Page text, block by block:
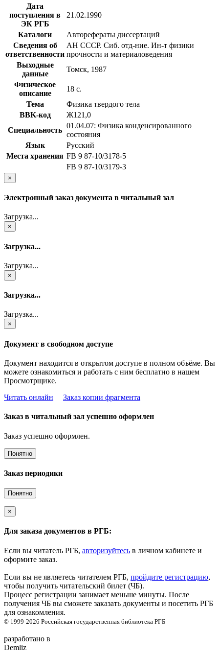
Дата
поступления в
ЭК РГБ
21.02.1990
Каталоги
Авторефераты диссертаций
Сведения об
ответственности
АН СССР. Сиб. отд-ние. Ин-т физики
прочности и материаловедения
Выходные
данные
Томск, 1987
Физическое
описание
18 с.
Тема
Физика твердого тела
BBK-код
Ж121,0
Специальность
01.04.07: Физика конденсированного
состояния
Язык
Русский
Места хранения FB 9 87-10/3178-5
FB 9 87-10/3179-3
×
Электронный заказ документа в читальный зал
Загрузка...
×
Загрузка...
Загрузка...
×
Загрузка...
Загрузка...
×
Документ в свободном доступе
Документ находится в открытом доступе в полном объёме. Вы
можете ознакомиться и работать с ним бесплатно в нашем
Просмотрщике.
Читать онлайн
Заказ копии фрагмента
Заказ в читальный зал успешно оформлен
Заказ успешно оформлен.
Понятно
Заказ периодики
Понятно
×
Для заказа документов в РГБ:
Если вы читатель РГБ, авторизуйтесь в личном кабинете и
оформите заказ.
Если вы не являетесь читателем РГБ, пройдите регистрацию,
чтобы получить читательский билет (ЧБ).
Процесс регистрации занимает меньше минуты. После
получения ЧБ вы сможете заказать документы и посетить РГБ
для ознакомления.
© 1999-2026 Российская государственная библиотека РГБ
разработано в
Demliz